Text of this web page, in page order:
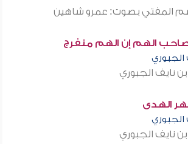
المفتي بصوت: عمرو شاهين
الهم إن الهم منفرج
الجبوري
نايف الجبوري
الهدى
الجبوري
نايف الجبوري